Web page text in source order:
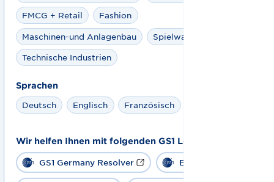
FMCG + Retail Fashion
Maschinen-und Anlagenbau Spielwaren
Technische Industrien
Sprachen
Deutsch
Englisch Französisch
Wir helfen Ihnen mit folgenden GS1 Lösungen:
GS1 Germany Resolver EPCIS